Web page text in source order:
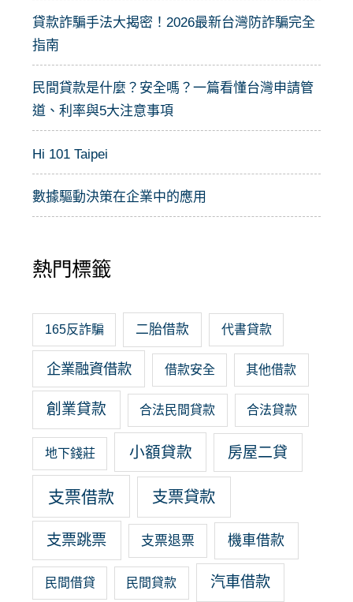
貸款詐騙手法大揭密！2026最新台灣防詐騙完全
指南
民間貸款是什麼？安全嗎？一篇看懂台灣申請管
道、利率與5大注意事項
Hi 101 Taipei
數據驅動決策在企業中的應用
熱門標籤
165反詐騙 二胎借款 代書貸款
企業融資借款 借款安全 其他借款
創業貸款 合法民間貸款 合法貸款
地下錢莊 小額貸款 房屋二貸
支票借款 支票貸款
支票跳票 支票退票 機車借款
民間借貸 民間貸款 汽車借款